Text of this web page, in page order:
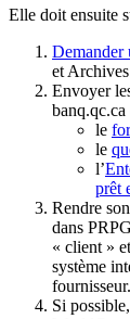
Elle doit ensuite
Demander
et
Envoyer
banq.qc.ca
le
le
l’
prêt
Rendre
dans
« client »
système
fournisseur.
Si